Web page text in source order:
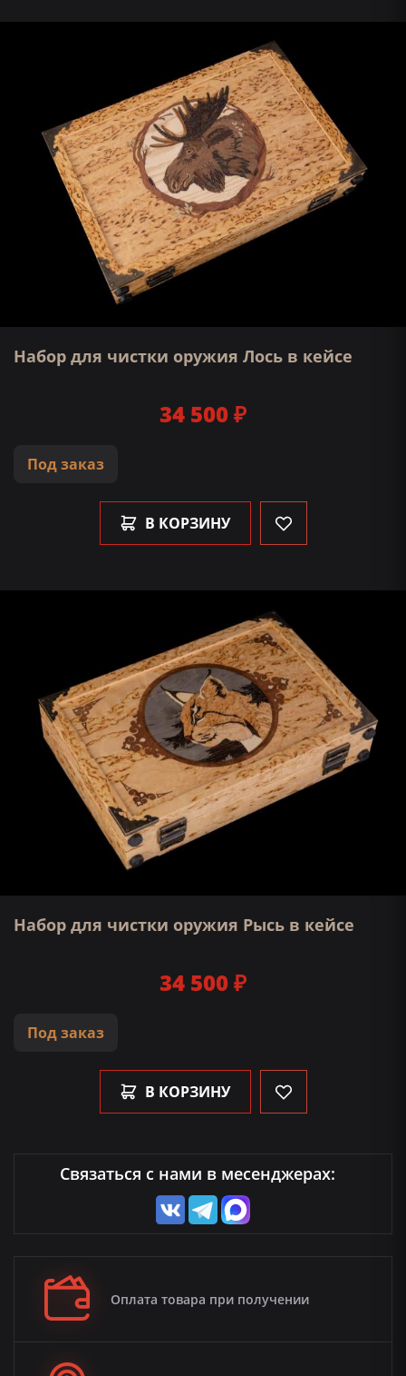
Набор для чистки оружия Лось в кейсе
Под заказ
34 500 ₽
В КОРЗИНУ
Набор для чистки оружия Рысь в кейсе
Под заказ
34 500 ₽
В КОРЗИНУ
Связаться с нами в месенджерах:
Оплата товара при получении